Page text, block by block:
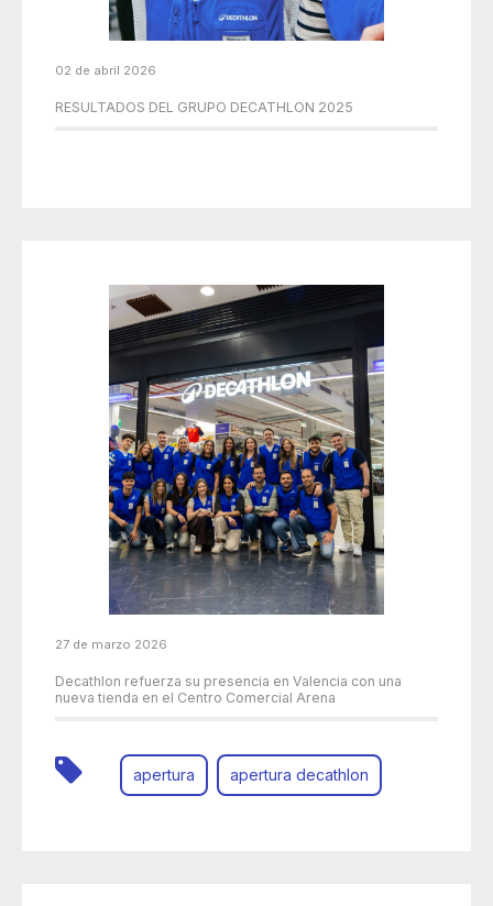
02 de abril 2026
RESULTADOS DEL GRUPO DECATHLON 2025
27 de marzo 2026
Decathlon refuerza su presencia en Valencia con una
nueva tienda en el Centro Comercial Arena
apertura apertura decathlon